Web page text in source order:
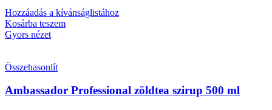
Hozzáadás a kívánságlistához
Kosárba teszem
Gyors nézet
Összehasonlít
Ambassador Professional zöldtea szirup 500 ml